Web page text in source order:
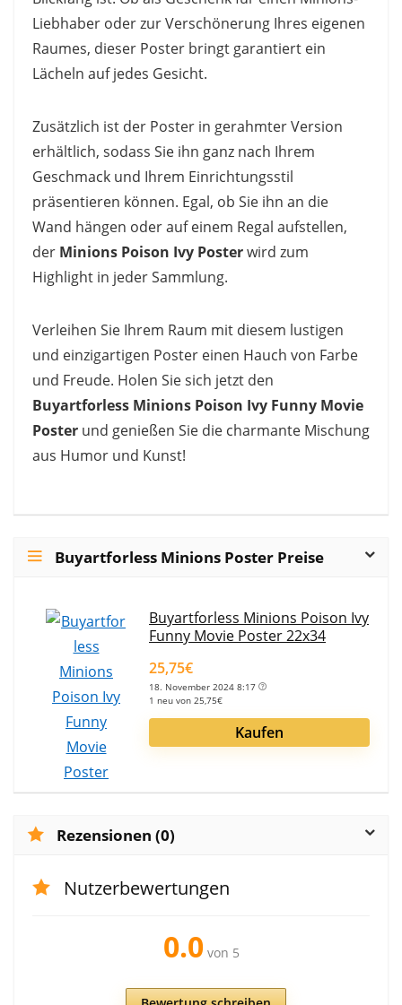
Liebhaber oder zur Verschönerung Ihres eigenen
Raumes, dieser Poster bringt garantiert ein
Lächeln auf jedes Gesicht.
Zusätzlich ist der Poster in gerahmter Version
erhältlich, sodass Sie ihn ganz nach Ihrem
Geschmack und Ihrem Einrichtungsstil
präsentieren können. Egal, ob Sie ihn an die
Wand hängen oder auf einem Regal aufstellen,
der Minions Poison Ivy Posterwird zum
Highlight in jeder Sammlung.
Verleihen Sie Ihrem Raum mit diesem lustigen
und einzigartigen Poster einen Hauch von Farbe
und Freude. Holen Sie sich jetzt den
Buyartforless Minions Poison Ivy Funny Movie
Poster und genießen Sie die charmante Mischung
aus Humor und Kunst!
Buyartforless Minions Poster Preise
Buyartforless Minions Poison Ivy
Funny Movie Poster 22x34
25,75€
18. November 2024 8:17
1 neu von 25,75€
Kaufen
Rezensionen (0)
Nutzerbewertungen
0.0 von 5